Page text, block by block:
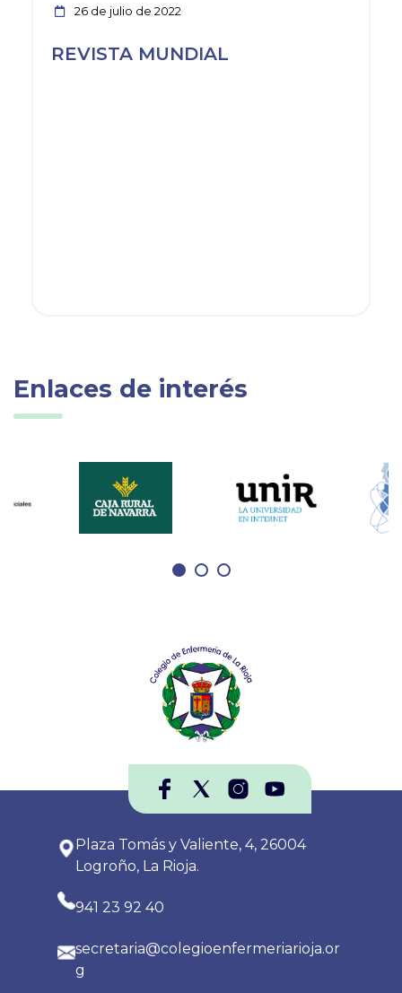
26 de julio de 2022
REVISTA MUNDIAL
Enlaces de interés
Plaza Tomás y Valiente, 4, 26004
Logroño, La Rioja.
941 23 92 40
secretaria@colegioenfermeriarioja.or
g